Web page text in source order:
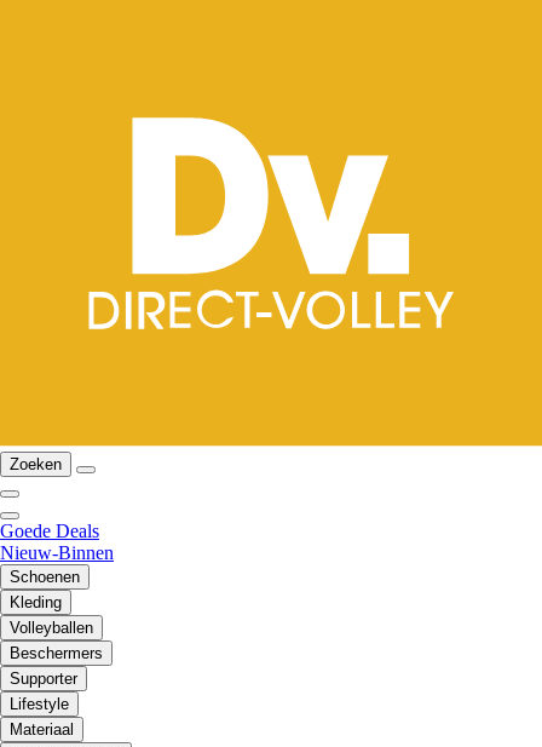
Zoeken
Goede Deals
Nieuw-Binnen
Schoenen
Kleding
Volleyballen
Beschermers
Supporter
Lifestyle
Materiaal